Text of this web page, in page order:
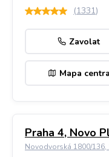
(1331)
Zavolat
Mapa centra
Praha 4, Novo
Novodvorská 1800/136,